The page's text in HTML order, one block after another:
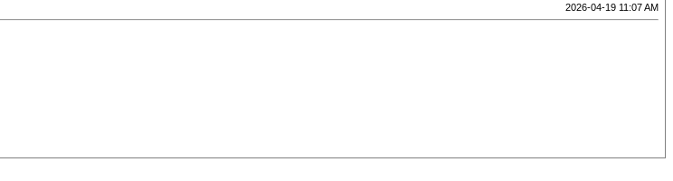
2026-04-19 11:07 AM